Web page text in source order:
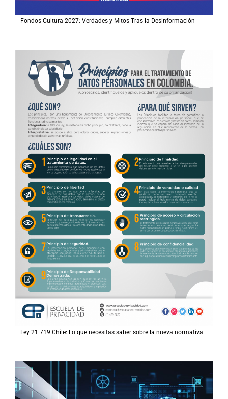
Fondos Cultura 2027: Verdades y Mitos Tras la Desinformación
Ley 21.719 Chile: Lo que necesitas saber sobre la nueva normativa